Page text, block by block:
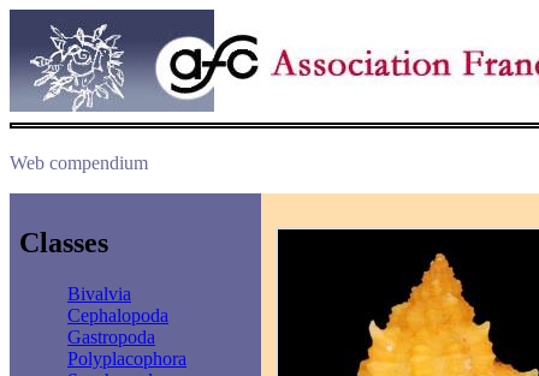
Web compendium
Classes
Bivalvia
Cephalopoda
Gastropoda
Polyplacophora